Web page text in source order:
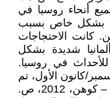
أنحاء روسيا في
بشكل خاص بسبب
كانت الاحتجاجات
1918 في ألمانيا شديدة بشكل
في روسيا.
كانون الأول، تم
"تحريض غالبية الجنود ضد البلشفية" – كوهن، 2012، ص.